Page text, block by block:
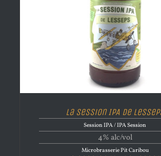
La Session IPA de
Session IPA / IPA Session
4% alc/vol
Microbrasserie Pit Caribou